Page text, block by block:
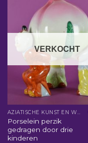
VERKOCHT
AZIATISCHE KUNST EN WOONACCESSOIRES
Porselein perzik
gedragen door drie
kinderen